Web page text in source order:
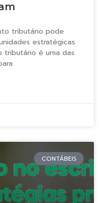
tributário pode
estratégicas
tributário é uma das
CONTÁBEIS